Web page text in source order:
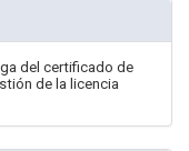
del certificado de
de la licencia